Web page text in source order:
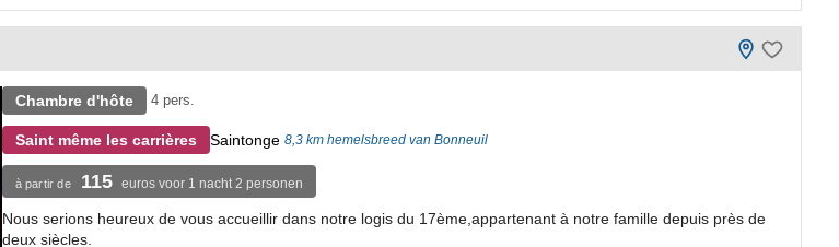
Chambre d'hôte 4 pers.
Saint même les carrières Saintonge 8,3 km hemelsbreed van Bonneuil
à partir de 115 euros voor 1 nacht 2 personen
Nous serions heureux de vous accueillir dans notre logis du 17ème,appartenant à notre famille depuis près de
deux siècles.